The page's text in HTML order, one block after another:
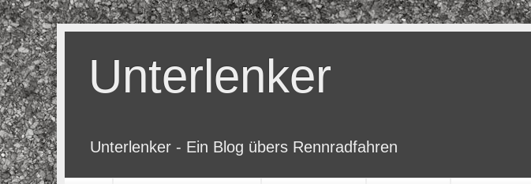
Unterlenker
Unterlenker - Ein Blog übers Rennradfahren